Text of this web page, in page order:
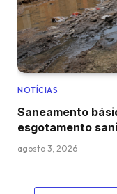
NOTÍCIAS
Saneamento
esgotamento
agosto 3, 2026